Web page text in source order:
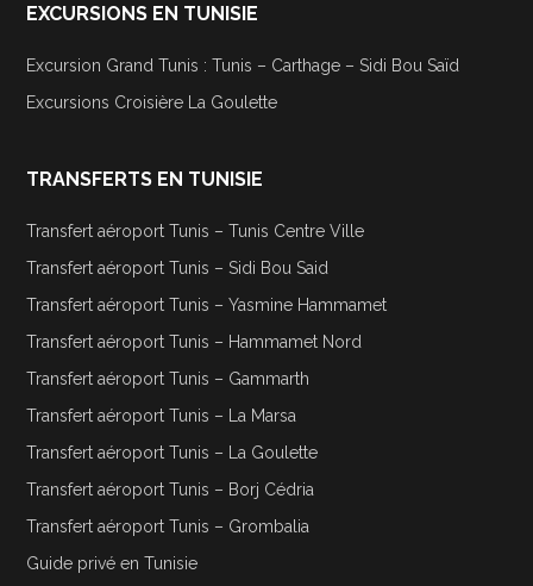
EXCURSIONS EN TUNISIE
Excursion Grand Tunis : Tunis – Carthage – Sidi Bou Saïd
Excursions Croisière La Goulette
TRANSFERTS EN TUNISIE
Transfert aéroport Tunis – Tunis Centre Ville
Transfert aéroport Tunis – Sidi Bou Said
Transfert aéroport Tunis – Yasmine Hammamet
Transfert aéroport Tunis – Hammamet Nord
Transfert aéroport Tunis – Gammarth
Transfert aéroport Tunis – La Marsa
Transfert aéroport Tunis – La Goulette
Transfert aéroport Tunis – Borj Cédria
Transfert aéroport Tunis – Grombalia
Guide privé en Tunisie